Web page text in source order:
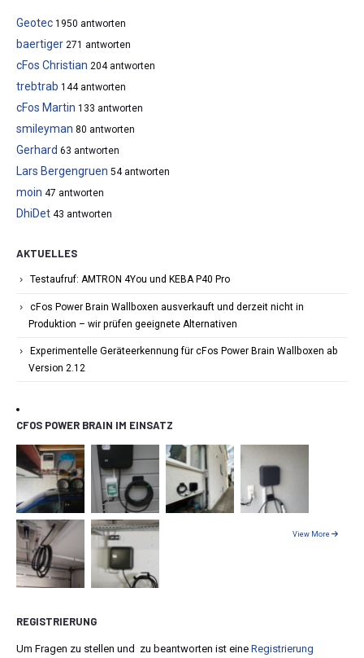
Geotec 1950 antworten
baertiger 271 antworten
cFos Christian 204 antworten
trebtrab 144 antworten
cFos Martin 133 antworten
smileyman 80 antworten
Gerhard 63 antworten
Lars Bergengruen 54 antworten
moin 47 antworten
DhiDet 43 antworten
AKTUELLES
Testaufruf: AMTRON 4You und KEBA P40 Pro
cFos Power Brain Wallboxen ausverkauft und derzeit nicht in
Produktion – wir prüfen geeignete Alternativen
Experimentelle Geräteerkennung für cFos Power Brain Wallboxen ab
Version 2.12
CFOS POWER BRAIN IM EINSATZ
View More
REGISTRIERUNG
Um Fragen zu stellen und zu beantworten ist eine Registrierung